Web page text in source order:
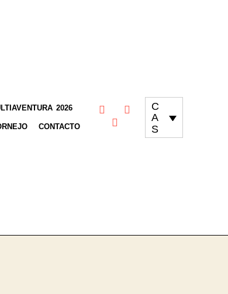
2026
CONTACTO
C
A
S